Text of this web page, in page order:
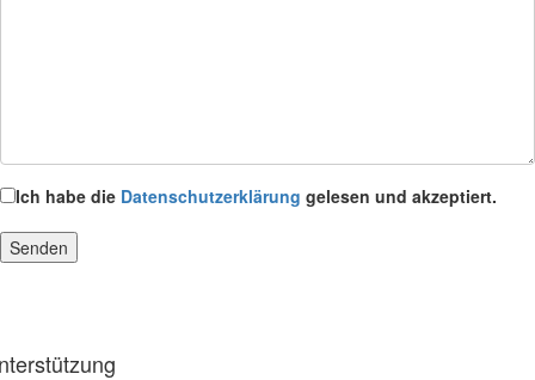
Ich habe die Datenschutzerklärung gelesen und akzeptiert.